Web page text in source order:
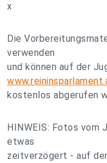
x
Die
verwenden
und können auf der
kostenlos abgerufen
HINWEIS: Fotos vom
etwas
zeitverzögert - auf